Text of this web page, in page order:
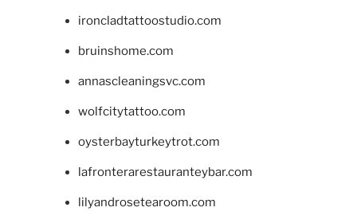
ironcladtattoostudio.com
bruinshome.com
annascleaningsvc.com
wolfcitytattoo.com
oysterbayturkeytrot.com
lafronterarestauranteybar.com
lilyandrosetearoom.com